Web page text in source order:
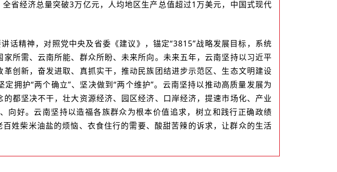
省经济总量突破3万亿元，人均地区生产总值超过1万美元，中国式现代
话精神，对照党中央及省委《建议》，锚定“3815”战略发展目标，系统
所需、云南所能、群众所盼、未来所向。未来五年，云南坚持以习近平
创新，奋发进取、真抓实干，推动民族团结进步示范区、生态文明建设
拥护“两个确立”、坚决做到“两个维护”。云南坚持以推动高质量发展为
都坚决不干，壮大资源经济、园区经济、口岸经济，提速市场化、产业
好。云南坚持以造福各族群众为根本价值追求，树立和践行正确政绩
姓柴米油盐的烦恼、衣食住行的需要、酸甜苦辣的诉求，让群众的生活